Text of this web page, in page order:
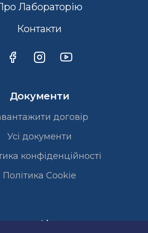
Лабораторію
Контакти
Документи
договір
Усі документи
конфіденційності
Полiтика Cookie
Сертифікати